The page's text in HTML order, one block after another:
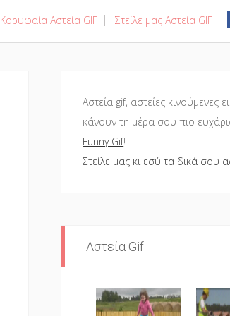
Κορυφαία Αστεία GIF Στείλε μας Αστεία GIF
Αστεία gif, αστείες κινούμενες
κάνουν τη μέρα σου πιο
Funny Gif!
Στείλε μας κι εσύ τα δικά σου
Αστεία Gif